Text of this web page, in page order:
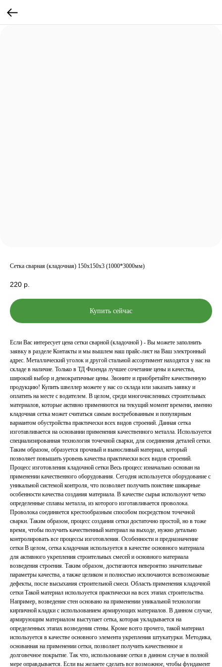
Сетка сварная (кладочная) 150х150х3 (1000*3000мм)
220 р.
Купить сейчас
Если Вас интересует цена сетки сварной (кладочной ) - Вы можете заполнить
заявку в разделе Контакты и мы вышлем наш прайс-лист на Ваш электронный
адрес. Металлический уголок и другой стальной ассортимент находятся у нас на
складе в наличие. Только в ТД Фазенда лучшее сочетание цены и качества,
широкий выбор и демократичные цены. Звоните и приобретайте качественную
продукцию! Купить швеллер можете у нас со склада или заказать заявку и
оплатить на месте с водителем. В целом, среди многочисленных строительных
материалов, которые активно применяются на текущий момент времени, именно
кладочная сетка может считаться самым востребованным и популярным
вариантом обустройства практически всех видов строений. Данная сетка
изготавливается на основании применения качественного металла. Используется
специализированная технология точечной сварки, для соединения деталей сетки.
Таким образом, образуется прочный и выносливый материал, который
позволяет повышать уровень качества практически всех видов строений.
Процесс изготовления кладочной сетки Весь процесс изначально основан на
применении качественного оборудования. Сегодня используется оборудование с
уникальной системой контроля, что позволяет получить поистине шикарные
особенности качества создания материала. В качестве сырья используют четко
определенные сплавы металла, из которого изготавливается проволока.
Проволока соединяется крестообразным способом посредством точечной
сварки. Таким образом, процесс создания сетки достаточно простой, но в тоже
время, чтобы получить качественный материал на выходе, нужно детально
контролировать все процессы изготовления. Особенности и предназначение
сетки В целом, сетка кладочная используется в качестве основного материала
для активного укрепления строительных смесей и основного материала
возведения строения. Таким образом, достигаются невероятно значительные
параметры качества, а также целиком и полностью исключаются всевозможные
дефекты, после высыхания строительной смеси. Область применения кладочной
сетки Такой материал используется практически на всех этапах строительства.
Например, возведение стен основано на применении уникальной технологии
кирпичной кладки с использованием армирующих материалов. В данном случае,
армирующим материалом выступает сетка, которая укладывается на
определенных этапах возведения стены. Кроме всего прочего, такой материал
используется в качестве основного элемента укрепления штукатурки. Методика,
основанная на применении сетки, позволяет получить качественное и
долговечное покрытие. Так что, использование сетки в данном случае в полной
мере оправдывается. Если вы желаете сделать все возможное, чтобы фундамент